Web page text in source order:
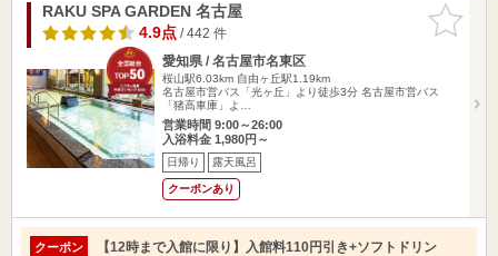
お気に入
りに追加
RAKU SPA GARDEN 名古屋
4.9点/ 442 件
愛知県 / 名古屋市名東区
桜山駅6.03km 自由ヶ丘駅1.19km
名古屋市営バス「光ヶ丘」より徒歩3分 名古屋市営バス
「猪高車庫」よ…
営業時間 9:00～26:00
入浴料金 1,980円～
日帰り 露天風呂
クーポンあり
クーポン
【12時まで入館に限り】入館料110円引き+ソフトドリン